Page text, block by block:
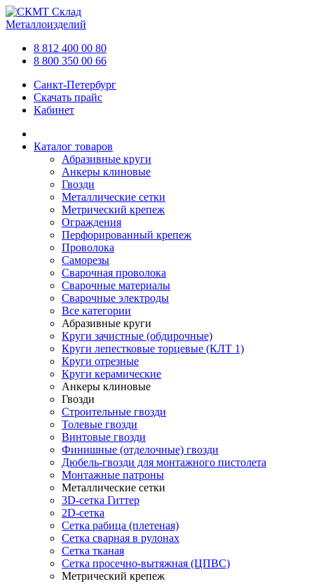
Склад
Металлоизделий
8 812 400 00 80
8 800 350 00 66
Санкт-Петербург
Скачать прайс
Кабинет
Каталог товаров
Абразивные круги
Анкеры клиновые
Гвозди
Металлические сетки
Метрический крепеж
Ограждения
Перфорированный крепеж
Проволока
Саморезы
Сварочная проволока
Сварочные материалы
Сварочные электроды
Все категории
Абразивные круги
Круги зачистные (обдирочные)
Круги лепестковые торцевые (КЛТ 1)
Круги отрезные
Круги керамические
Анкеры клиновые
Гвозди
Строительные гвозди
Толевые гвозди
Винтовые гвозди
Финишные (отделочные) гвозди
Дюбель-гвозди для монтажного пистолета
Монтажные патроны
Металлические сетки
3D-сетка Гиттер
2D-сетка
Сетка рабица (плетеная)
Сетка сварная в рулонах
Сетка тканая
Сетка просечно-вытяжная (ЦПВС)
Метрический крепеж